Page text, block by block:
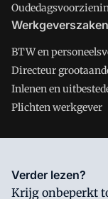
Werkgeverszaken
BTW en
Directeur
Inlenen en
Plichten werkgever
Salarisnet is
waar VMN media
Verder lezen?
Krijg onbeperkt